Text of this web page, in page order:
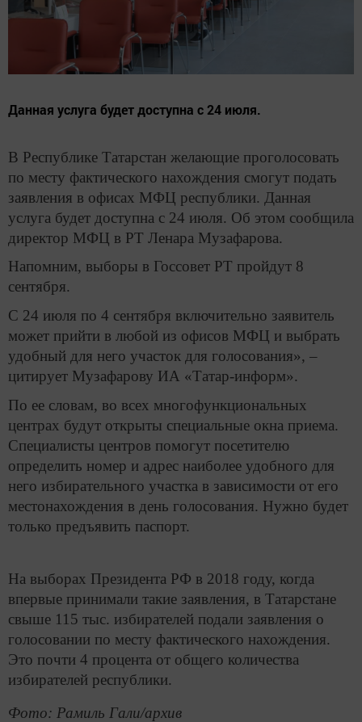
Данная услуга будет доступна с 24 июля.
В Республике Татарстан желающие проголосовать
по месту фактического нахождения смогут подать
заявления в офисах МФЦ республики. Данная
услуга будет доступна с 24 июля. Об этом сообщила
директор МФЦ в РТ Ленара Музафарова.
Напомним, выборы в Госсовет РТ пройдут 8
сентября.
С 24 июля по 4 сентября включительно заявитель
может прийти в любой из офисов МФЦ и выбрать
удобный для него участок для голосования», –
цитирует Музафарову ИА «Татар-информ».
По ее словам, во всех многофункциональных
центрах будут открыты специальные окна приема.
Специалисты центров помогут посетителю
определить номер и адрес наиболее удобного для
него избирательного участка в зависимости от его
местонахождения в день голосования. Нужно будет
только предъявить паспорт.
На выборах Президента РФ в 2018 году, когда
впервые принимали такие заявления, в Татарстане
свыше 115 тыс. избирателей подали заявления о
голосовании по месту фактического нахождения.
Это почти 4 процента от общего количества
избирателей республики.
Фото: Рамиль Гали/архив